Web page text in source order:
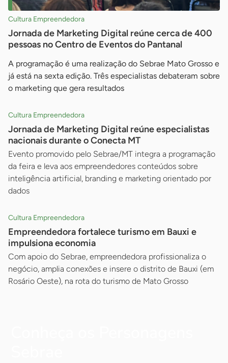
Cultura Empreendedora
Jornada de Marketing Digital reúne cerca de 400
pessoas no Centro de Eventos do Pantanal
A programação é uma realização do Sebrae Mato Grosso e
já está na sexta edição. Três especialistas debateram sobre
o marketing que gera resultados
Cultura Empreendedora
Jornada de Marketing Digital reúne especialistas
nacionais durante o Conecta MT
Evento promovido pelo Sebrae/MT integra a programação
da feira e leva aos empreendedores conteúdos sobre
inteligência artificial, branding e marketing orientado por
dados
Cultura Empreendedora
Empreendedora fortalece turismo em Bauxi e
impulsiona economia
Com apoio do Sebrae, empreendedora profissionaliza o
negócio, amplia conexões e insere o distrito de Bauxi (em
Rosário Oeste), na rota do turismo de Mato Grosso